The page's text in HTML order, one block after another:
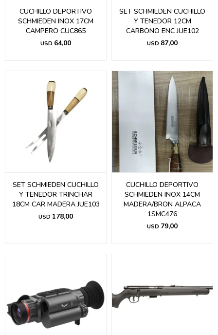
CUCHILLO DEPORTIVO
SCHMIEDEN INOX 17CM
CAMPERO CUC865
USD 64,00
SET SCHMIEDEN CUCHILLO
Y TENEDOR 12CM
CARBONO ENC JUE102
USD 87,00
SET SCHMIEDEN CUCHILLO
Y TENEDOR TRINCHAR
18CM CAR MADERA JUE103
USD 178,00
CUCHILLO DEPORTIVO
SCHMIEDEN INOX 14CM
MADERA/BRON ALPACA
1SMC476
USD 79,00